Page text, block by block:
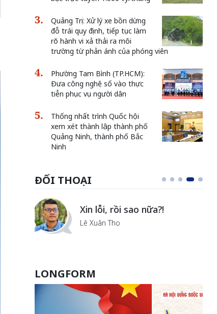
Quảng Trị: Xử lý xe bồn dừng
đỗ trái quy định, tiếp tục làm
rõ hành vi xả thải ra môi
trường từ phản ánh của phóng viên
Phường Tam Bình (TP.HCM):
Đưa công nghệ số vào thực
tiễn phục vụ người dân
Thống nhất trình Quốc hội
xem xét thành lập thành phố
Quảng Ninh, thành phố Bắc
Ninh
ĐỐI THOẠI
Vẻ đẹp của khoa học nhân
văn
Lưu Nguyệt Linh
LONGFORM